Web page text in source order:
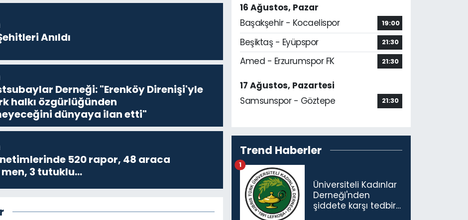
Erenköy Şehitleri Anıldı
Derneği: "Erenköy Direnişi'yle
halkı özgürlüğünden
dünyaya ilan etti"
520 rapor, 48 araca
3 tutuklu…
16 Ağustos, Pazar
Başakşehir - Kocaelispor
19:00
Beşiktaş - Eyüpspor 21:30
Amed - Erzurumspor FK 21:30
17 Ağustos, Pazartesi
Samsunspor - Göztepe
21:30
Trend Haberler
Üniversiteli Kadınlar
Derneği'nden
şiddete karşı tedbir
1